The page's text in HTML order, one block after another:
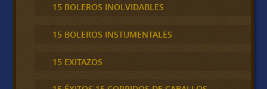
15 BOLEROS INOLVIDABLES
15 BOLEROS INSTUMENTALES
15 EXITAZOS